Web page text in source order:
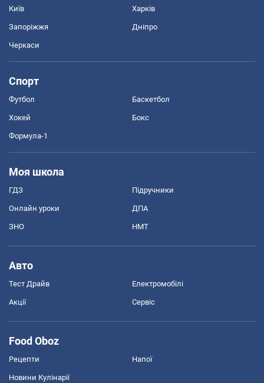
Київ Харків
Запоріжжя Дніпро
Черкаси
Спорт
Футбол Баскетбол
Хокей Бокс
Формула-1
Моя школа
ГДЗ Підручники
Онлайн уроки ДПА
ЗНО НМТ
Авто
Тест Драйв Електромобілі
Акції Сервіс
Food Oboz
Рецепти Напої
Новини Кулінарії